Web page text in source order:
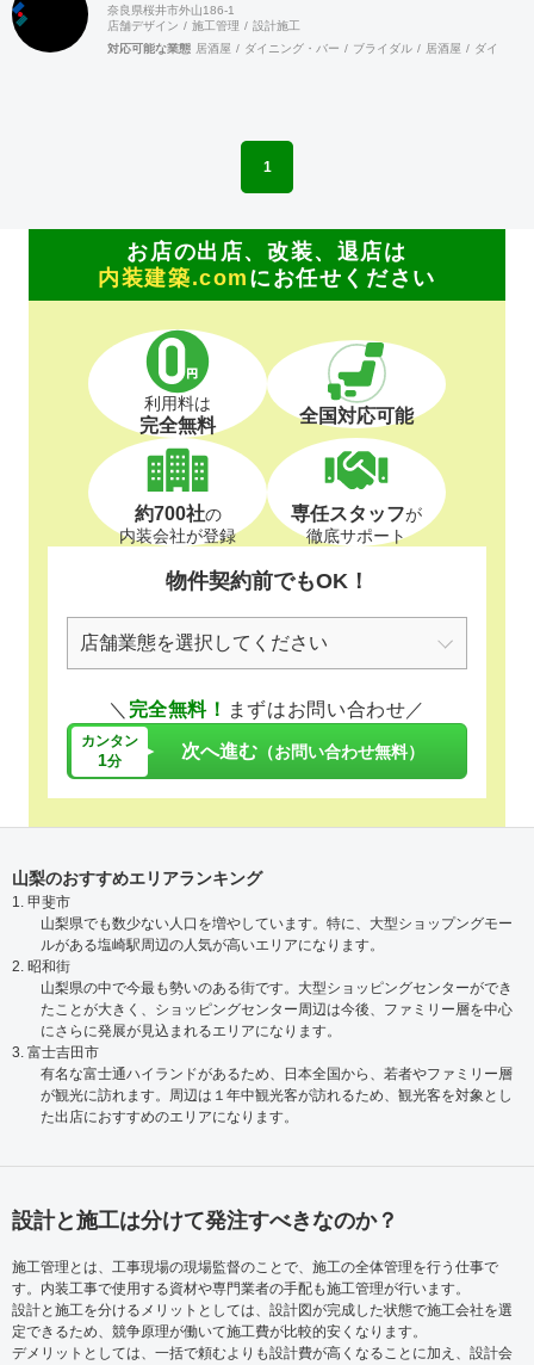
奈良県桜井市外山186-1
店舗デザイン
施工管理
設計施工
対応可能な業態 居酒屋 ダイニング・バー ブライダル 居酒屋 ダイニン
1
お店の出店、改装、退店は
内装建築.com にお任せください
利用料は
完全無料 全国対応可能
約700社の
内装会社が登録
専任スタッフが
徹底サポート
物件契約前でもOK！
＼ 完全無料！ まずはお問い合わせ／
カンタン
1分 次へ進む （お問い合わせ無料）
山梨のおすすめエリアランキング
1. 甲斐市
山梨県でも数少ない人口を増やしています。特に、大型ショップングモー
ルがある塩崎駅周辺の人気が高いエリアになります。
2. 昭和街
山梨県の中で今最も勢いのある街です。大型ショッピングセンターができ
たことが大きく、ショッピングセンター周辺は今後、ファミリー層を中心
にさらに発展が見込まれるエリアになります。
3. 富士吉田市
有名な富士通ハイランドがあるため、日本全国から、若者やファミリー層
が観光に訪れます。周辺は１年中観光客が訪れるため、観光客を対象とし
た出店におすすめのエリアになります。
設計と施工は分けて発注すべきなのか？
施工管理とは、工事現場の現場監督のことで、施工の全体管理を行う仕事で
す。内装工事で使用する資材や専門業者の手配も施工管理が行います。
設計と施工を分けるメリットとしては、設計図が完成した状態で施工会社を選
定できるため、競争原理が働いて施工費が比較的安くなります。
デメリットとしては、一括で頼むよりも設計費が高くなることに加え、設計会